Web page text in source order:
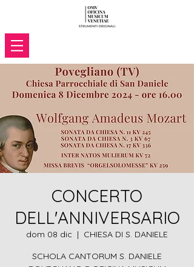
CONCERTO
DELL'ANNIVERSARIO
dom 08 dic
  |
CHIESA DI S. DANIELE
SCHOLA CANTORUM S. DANIELE